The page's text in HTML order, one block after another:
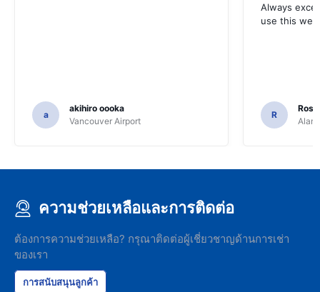
a
akihiro oooka
Vancouver Airport
Always
use this
R
ความช่วยเหลือและการติดต่อ
ต้องการความช่วยเหลือ? กรุณาติดต่อผู้เชี่ยวชาญด้านการเช่า
ของเรา
การสนับสนุนลูกค้า